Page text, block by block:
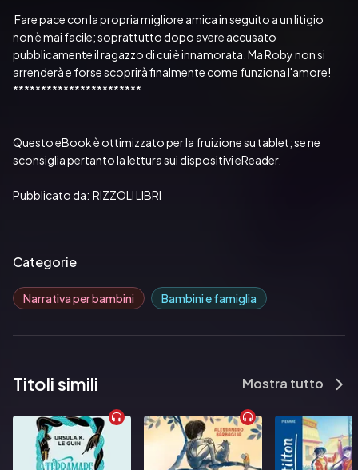
Fare pace con la propria migliore amica in seguito a un litigio
non è mai facile; soprattutto dopo avere accusato
pubblicamente il ragazzo di cui è innamorata. Ma Roby non si
***********************
Questo eBook è ottimizzato per la fruizione su tablet; se ne
Pubblicato da:  RIZZOLI LIBRI
Categorie
Narrativa per bambini Bambini e famiglia
Titoli simili Mostra tutto